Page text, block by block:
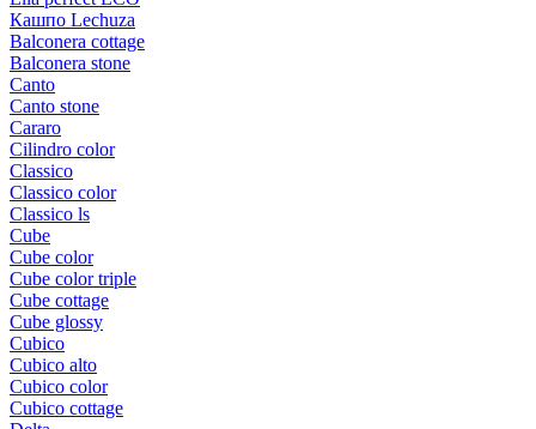
Кашпо Lechuza
Balconera cottage
Balconera stone
Canto
Canto stone
Cararo
Cilindro color
Classico
Classico color
Classico ls
Cube
Cube color
Cube color triple
Cube cottage
Cube glossy
Cubico
Cubico alto
Cubico color
Cubico cottage